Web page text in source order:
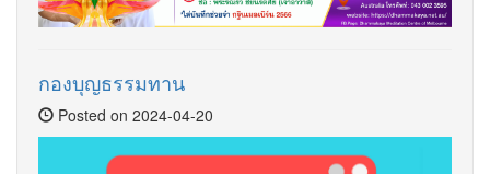
กองบุญธรรมทาน
Posted on 2024-04-20